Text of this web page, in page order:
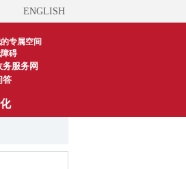
ENGLISH
专属空间
碍
务服务网
答